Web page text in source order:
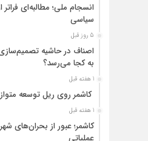
انسجام ملی؛ مطالبه‌ای
سیاسی
5 روز قبل
اصناف در حاشیه
به کجا می‌رسد؟
1 هفته قبل
کاشمر روی ریل توسعه
1 هفته قبل
کاشمر؛ عبور از بحران‌های
عملیاتی